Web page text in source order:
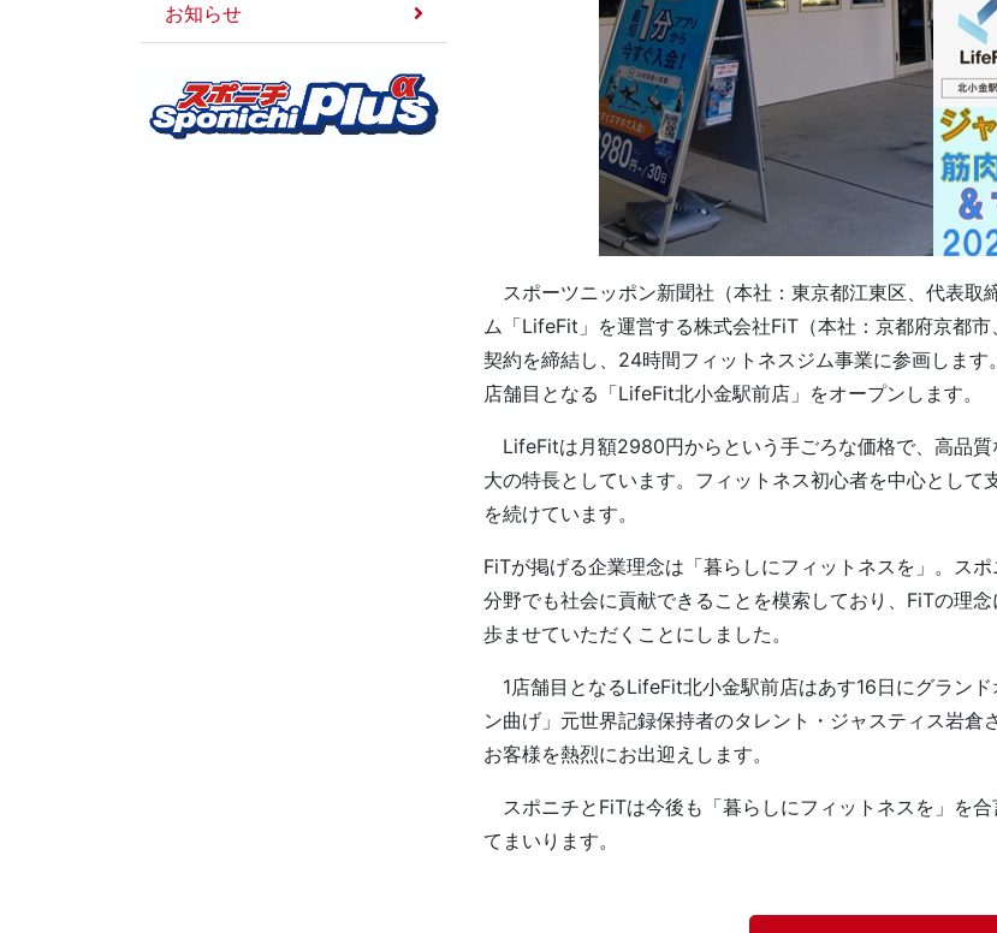
お知らせ
スポーツニッポン新聞社（本社：東京都江東区、代表取
ム「LifeFit」を運営する株式会社FiT（本社：京都府京都
契約を締結し、24時間フィットネスジム事業に参画しま
店舗目となる「LifeFit北小金駅前店」をオープンします。
LifeFitは月額2980円からという手ごろな価格で、高品
大の特長としています。フィットネス初心者を中心とし
を続けています。
FiTが掲げる企業理念は「暮らしにフィットネスを」。ス
分野でも社会に貢献できることを模索しており、FiTの理
歩ませていただくことにしました。
1店舗目となるLifeFit北小金駅前店はあす16日にグラン
ン曲げ」元世界記録保持者のタレント・ジャスティス岩
お客様を熱烈にお出迎えします。
スポニチとFiTは今後も「暮らしにフィットネスを」を
てまいります。